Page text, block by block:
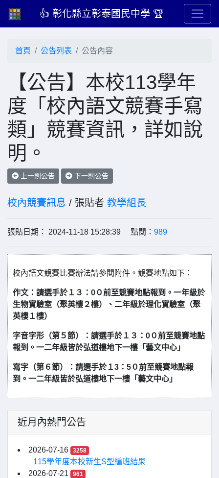
👍 彰化縣立彰泰國民中學 🏆
首頁 公告列表 公告內容
【公告】本校113學年
度「校內語文競賽手寫
類」競賽資訊，詳如說
明。
上一則公告 下一則公告
校內競賽訊息 / 張貼者 教學組長
張貼日期： 2024-11-18 15:28:39 點閱： 989
校內語文競賽比賽辦法請參閱附件。競賽地點如下：
作文：請選手於１３：0０前至競賽地點報到。一年級於
生物實驗室（聚英樓２樓）、二年級於理化實驗室（聚
英樓１樓）
字音字形（第５節）：請選手於１３：0０前至競賽地點
報到。一二年級皆於弘道樓地下一樓「藝文中心」
寫字（第６節）：請選手於１3：5０前至競賽地點報
到。一二年級皆於弘道樓地下一樓「藝文中心」
近月內熱門公告
2026-07-16 3258
115學年度本校新生S型編班結果
2026-07-21
961